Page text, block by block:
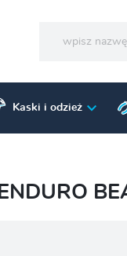
Kaski i odzież
ENDURO